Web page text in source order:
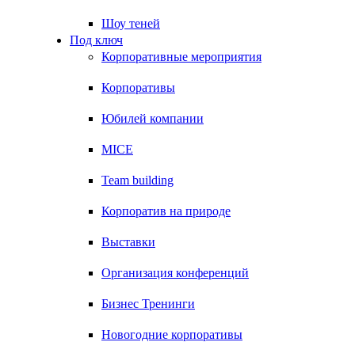
Шоу теней
Под ключ
Корпоративные мероприятия
Корпоративы
Юбилей компании
MICE
Team building
Корпоратив на природе
Выставки
Организация конференций
Бизнес Тренинги
Новогодние корпоративы